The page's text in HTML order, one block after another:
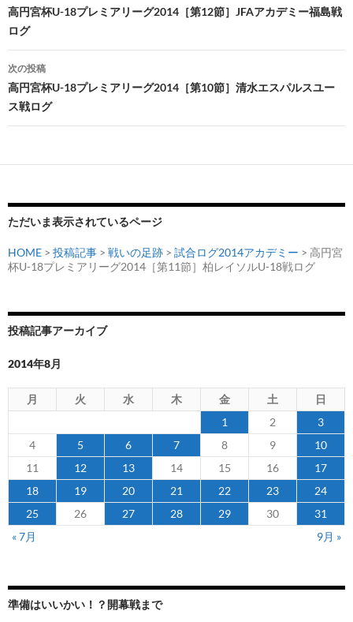
稿
ナ
ビ
ゲ
ー
ン
高円宮杯U-18プレミアリーグ2014［第12節］JFAアカデミー福島戦
ログ
次の投稿
高円宮杯U-18プレミアリーグ2014［第10節］清水エスパルスユー
ス戦ログ
ただいま表示されているページ
HOME > 投稿記事 > 戦いの足跡 > 試合ログ2014アカデミー > 高円宮
杯U-18プレミアリーグ2014［第11節］柏レイソルU-18戦ログ
投稿記事アーカイブ
2014年8月
月 火 水 木 金 土
日
1
2
3
4
5 6 7 8 9
10
11
12 13 14 15 16
17
18
19 20 21 22 23
24
25
26 27 28 29 30
31
« 7月
9月 »
準備はいいかい！？開幕戦まで